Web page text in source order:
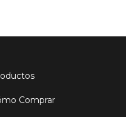
Comprar